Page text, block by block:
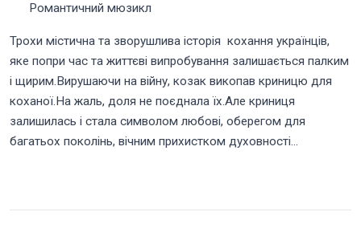
Романтичний мюзикл
Трохи містична та зворушлива історія кохання українців,
яке попри час та життєві випробування залишається палким
і щирим.Вирушаючи на війну, козак викопав криницю для
коханої.На жаль, доля не поєднала їх.Але криниця
залишилась і стала символом любові, оберегом для
багатьох поколінь, вічним прихистком духовності...